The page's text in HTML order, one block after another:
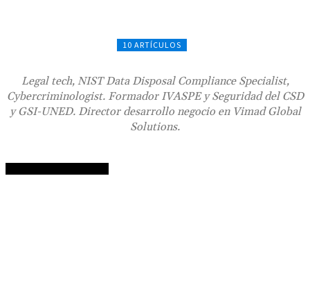
10 ARTÍCULOS
Legal tech, NIST Data Disposal Compliance Specialist,
Cybercriminologist. Formador IVASPE y Seguridad del CSD
y GSI-UNED. Director desarrollo negocio en Vimad Global
Solutions.